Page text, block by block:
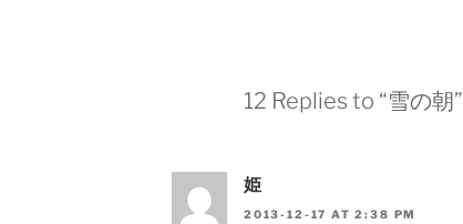
12 Replies to “雪の朝”
姫
2013-12-17 AT 2:38 PM